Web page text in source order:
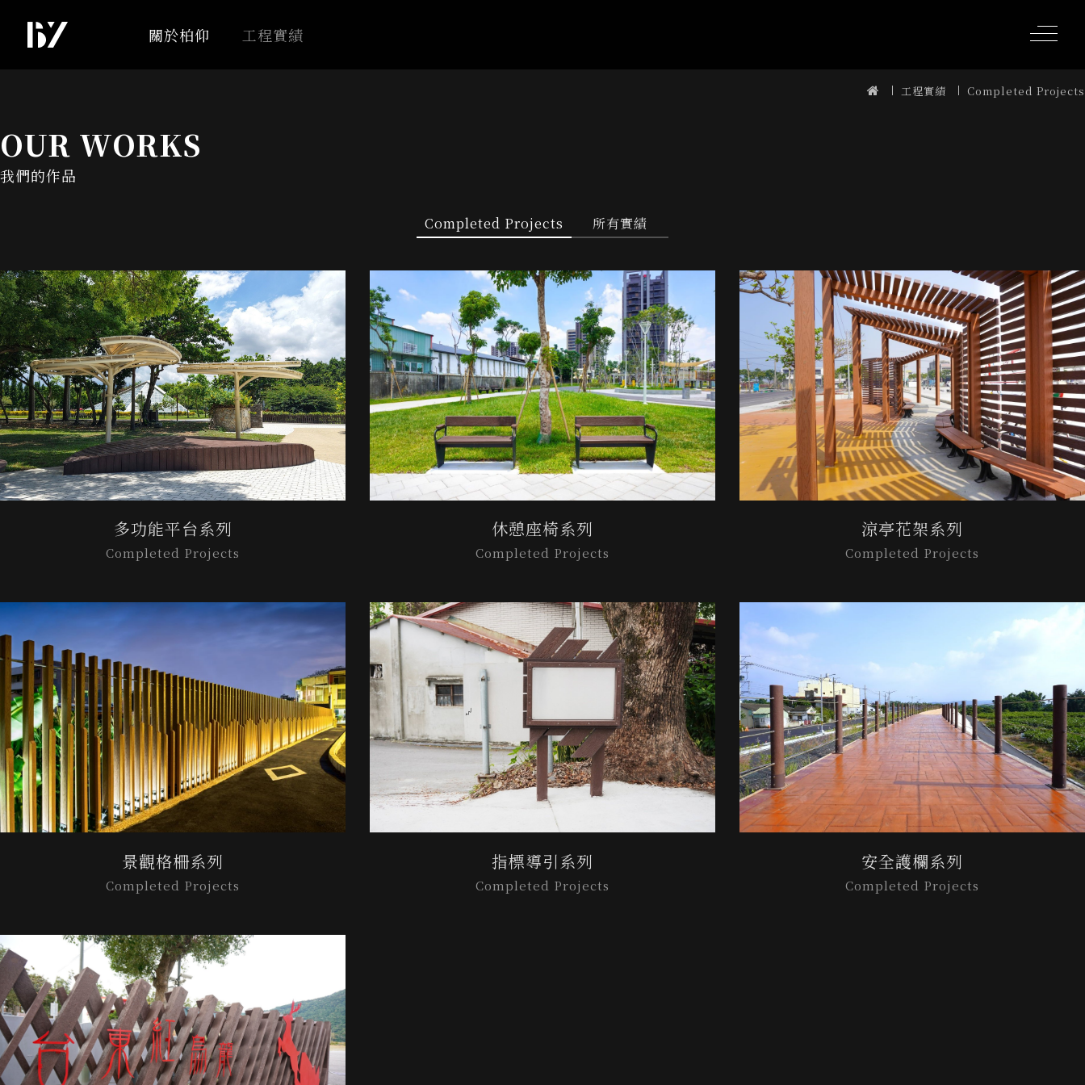
關於柏仰 工程實績
工程實績 Completed Projects
OUR WORKS
我們的作品
Completed Projects 所有實績
多功能平台系列
Completed Projects
休憩座椅系列
Completed Projects
涼亭花架系列
Completed Projects
景觀格柵系列
Completed Projects
指標導引系列
Completed Projects
安全護欄系列
Completed Projects